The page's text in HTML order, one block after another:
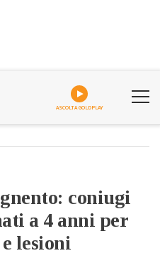
ASCOLTA GOLDPLAY
coniugi
a 4 anni per
lesioni